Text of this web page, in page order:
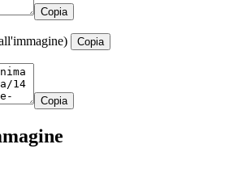
Copia
Copia
Copia